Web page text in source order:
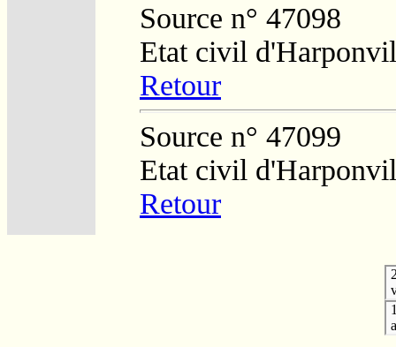
Source n° 47098
Etat civil
Retour
Source n° 47099
Etat civil
Retour